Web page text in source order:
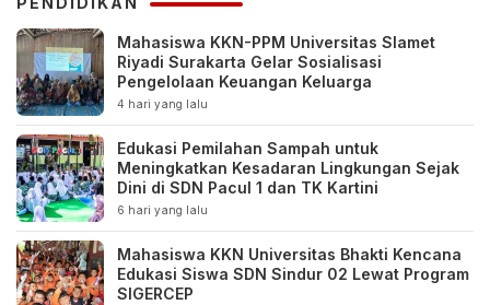
Mahasiswa KKN-PPM Universitas Slamet
Riyadi Surakarta Gelar Sosialisasi
Pengelolaan Keuangan Keluarga
4 hari yang lalu
Edukasi Pemilahan Sampah untuk
Meningkatkan Kesadaran Lingkungan Sejak
Dini di SDN Pacul 1 dan TK Kartini
6 hari yang lalu
Mahasiswa KKN Universitas Bhakti Kencana
Edukasi Siswa SDN Sindur 02 Lewat Program
SIGERCEP